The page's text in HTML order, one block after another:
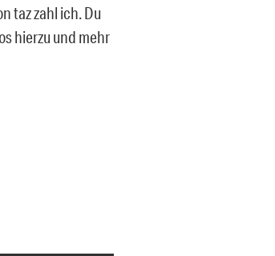
taz zahl ich. Du
hierzu und mehr